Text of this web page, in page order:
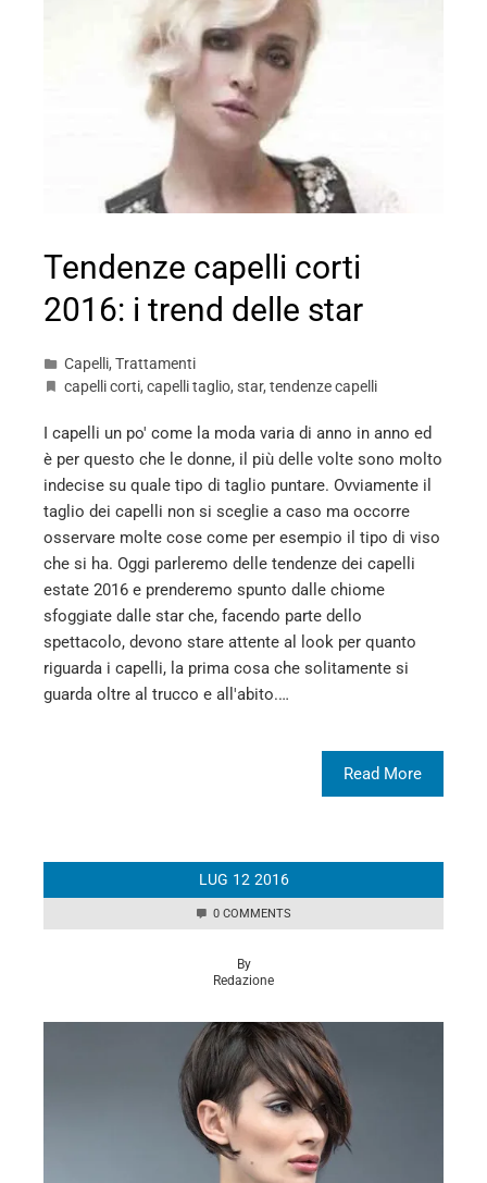
Tendenze capelli corti
2016: i trend delle star
Capelli, Trattamenti
capelli corti, capelli taglio, star, tendenze capelli
I capelli un po' come la moda varia di anno in anno ed
è per questo che le donne, il più delle volte sono molto
indecise su quale tipo di taglio puntare. Ovviamente il
taglio dei capelli non si sceglie a caso ma occorre
osservare molte cose come per esempio il tipo di viso
che si ha. Oggi parleremo delle tendenze dei capelli
estate 2016 e prenderemo spunto dalle chiome
sfoggiate dalle star che, facendo parte dello
spettacolo, devono stare attente al look per quanto
riguarda i capelli, la prima cosa che solitamente si
guarda oltre al trucco e all'abito.…
Read More
LUG 12 2016
0 COMMENTS
By
Redazione